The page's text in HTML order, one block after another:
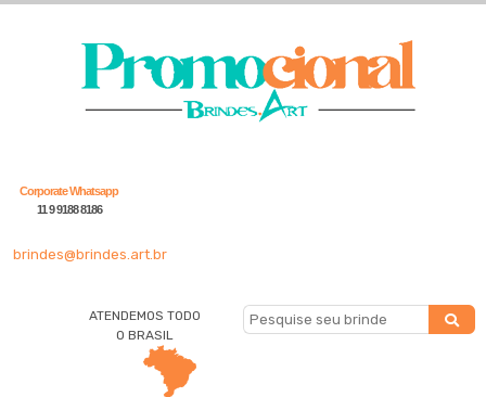
Corporate Whatsapp
11 9 9188 8186
brindes@brindes.art.br
ATENDEMOS TODO
O BRASIL